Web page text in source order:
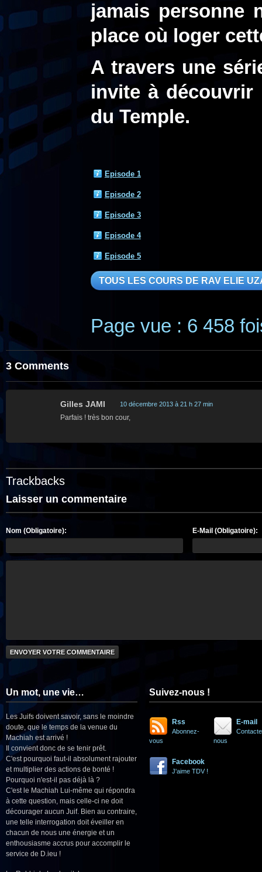
jamais personne
place où loger
A travers une
invite à découvrir
du Temple.
Episode 1
Episode 2
Episode 3
Episode 4
Episode 5
TOUS LES COURS DE RAV ELIE
Page vue : 6 458
3 Comments
Gilles JAMI 10 décembre 2013 à 21 h 27 min
Parfais ! très bon cour,
Trackbacks
Laisser un commentaire
Nom (Obligatoire): E-Mail (Obligatoire):
Un mot, une vie…
Les Juifs doivent savoir, sans le moindre
doute, que le temps de la venue du
Machiah est arrivé !
Il convient donc de se tenir prêt.
C'est pourquoi faut-il absolument rajouter
et multiplier des actions de bonté !
Pourquoi n'est-il pas déjà là ?
C'est le Machiah Lui-même qui répondra
à cette question, mais celle-ci ne doit
décourager aucun Juif. Bien au contraire,
une telle interrogation doit éveiller en
chacun de nous une énergie et un
enthousiasme accrus pour accomplir le
service de D.ieu !
Suivez-nous !
Rss
Abonnez-
vous
E-mail
nous
Facebook
J'aime TDV !